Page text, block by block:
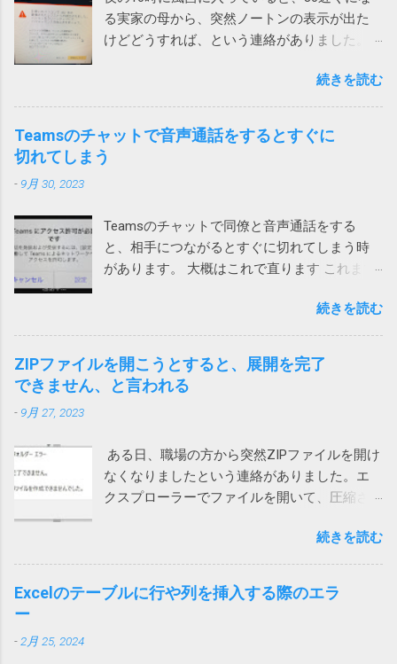
る実家の母から、突然ノートンの表示が出た
けどどうすれば、という連絡がありました。
お使いのパソコンで462件の破損されたレジス
トリが検出されました。パソコンをクリーン
アップしてパフォーマンスを向上させましょ
う。 レジストリの問題は、パソコンの速度低
下、フリーズ、さらにはクラッシュの原因と
題の解決とパソコンのパフォーマンス向上に
役立ててください。 ノートンがこんな、レジ
ストリが壊れているからと不安をあおって、
セージを出してくるとは。 親曰く「レジスト
リが破損て驚いた」（原文ママ）。わけのわ
からん高齢者に無用なストレスを与えていま
す。 大体レジストリーとか言って、それの意
ックはひどいことになっているけれど、個人
向けのノートンライフロックは大丈夫みたい
と思っていたら、こんなことになるとは。 も
う、セキュリティ製品を買うのはやめて、
Windows に最初からついてくる Microsoft
いう余計な問題も起きないし。 2022/9/1 追
続きを読む
Teamsのチャットで音声通話をするとすぐに
切れてしまう
- 9月 30, 2023
Teamsのチャットで同僚と音声通話をする
と、相手につながるとすぐに切れてしまう時
があります。 大概はこれで直ります これまで
プリをアップデートする サインインし直す ア
プリを再インストール ローカルネットワーク
へのアクセス許可 今回は、上記対策を試して
も直らないiPhoneがありました。 通話する際
に一瞬チラッと次の画面が見えます。 そこ
Teamsを選んでも変更できます） これで、通
話が切れなくなりました。 アプリインストー
ル時に許可を求められたような気がします。
うのでしょう。 Wi-Fiを使うと切れる 別のユー
ザーから問い合わせがあり、上記対策を行っ
ても通話すると切れる状態に。しかも、私か
続きを読む
ZIPファイルを開こうとすると、展開を完了
できません、と言われる
- 9月 27, 2023
ある日、職場の方から突然ZIPファイルを開け
なくなりましたという連絡がありました。エ
クスプローラーでファイルを開いて、圧縮さ
と、「展開を完了できません。展開先ファイ
ルを作成できませんでした。」というメッセ
ージが表示され、ファイルの中身が表示され
ません。 7zipからは開くことができるので、
続きを読む
Excelのテーブルに行や列を挿入する際のエラ
ー
- 2月 25, 2024